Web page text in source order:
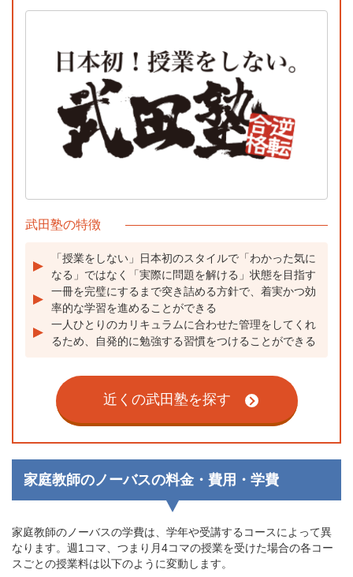
武田塾の特徴
「授業をしない」日本初のスタイルで「わかった気に
なる」ではなく「実際に問題を解ける」状態を目指す
一冊を完璧にするまで突き詰める方針で、着実かつ効
率的な学習を進めることができる
一人ひとりのカリキュラムに合わせた管理をしてくれ
るため、自発的に勉強する習慣をつけることができる
近くの武田塾を探す
家庭教師のノーバスの料金・費用・学費
家庭教師のノーバスの学費は、学年や受講するコースによって異
なります。週1コマ、つまり月4コマの授業を受けた場合の各コー
スごとの授業料は以下のように変動します。